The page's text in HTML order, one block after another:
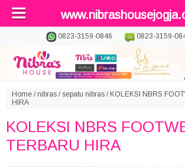
0823-3159-0846 0823-3159-
Home /nibras /sepatu nibras / KOLEKSI NBRS
HIRA
KOLEKSI NBRS
TERBARU HIRA